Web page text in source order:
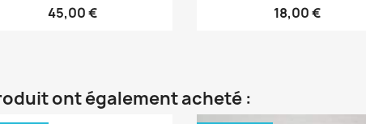
45,00 € 18,00 €
ont également acheté :